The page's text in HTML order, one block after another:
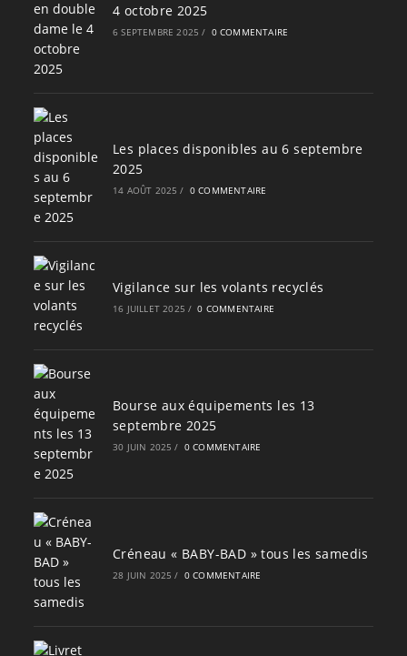
4 octobre 2025
6 SEPTEMBRE 2025 / 0 COMMENTAIRE
Les places disponibles au 6 septembre
2025
14 AOÛT 2025 / 0 COMMENTAIRE
Vigilance sur les volants recyclés
16 JUILLET 2025 / 0 COMMENTAIRE
Bourse aux équipements les 13
septembre 2025
30 JUIN 2025 / 0 COMMENTAIRE
Créneau « BABY-BAD » tous les samedis
28 JUIN 2025 / 0 COMMENTAIRE